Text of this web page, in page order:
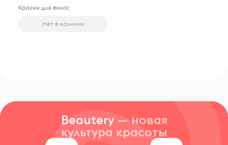
Краски для волос
Нет в наличии
Beautery — новая
культура красоты